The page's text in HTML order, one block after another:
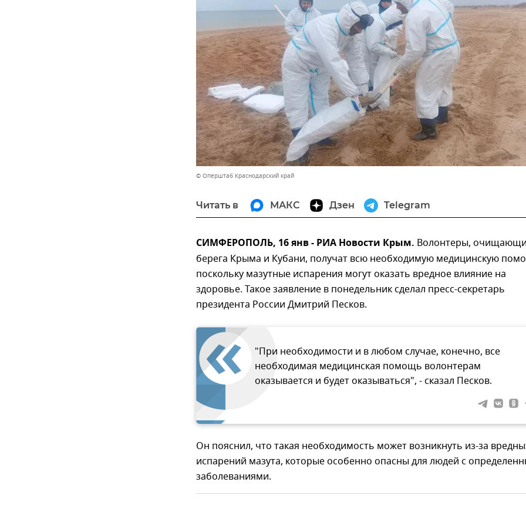
© Оперштаб Краснодарский край
Читать в МАКС Дзен Telegram
СИМФЕРОПОЛЬ, 16 янв - РИА Новости Крым. Волонтеры,
берега Крыма и Кубани, получат всю необходимую медицинскую
поскольку мазутные испарения могут оказать вредное влияние на
здоровье. Такое заявление в понедельник сделал пресс-секретарь
президента России Дмитрий Песков.
"При необходимости и в любом случае, конечно, все
необходимая медицинская помощь волонтерам
оказывается и будет оказываться", - сказал Песков.
Он пояснил, что такая необходимость может возникнуть из-за
испарений мазута, которые особенно опасны для людей с
заболеваниями.